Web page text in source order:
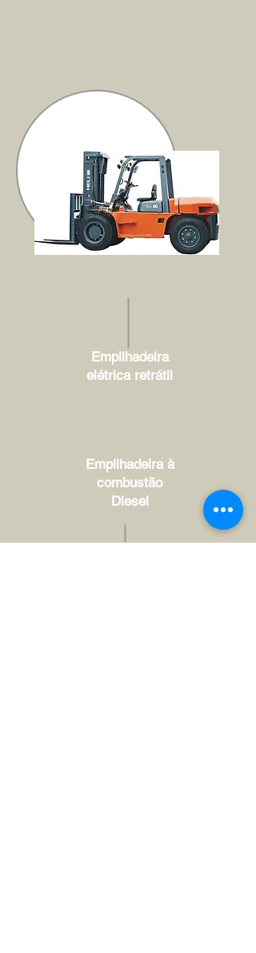
Empilhadeira
elétrica retrátil
Empilhadeira à
combustão
Diesel